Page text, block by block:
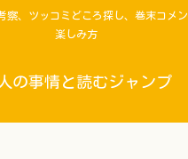
察、ツッコミどころ探し、巻末コメ
楽しみ方
の事情と読むジャンプ